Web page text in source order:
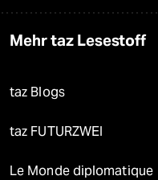
Mehr taz Lesestoff
taz Blogs
taz FUTURZWEI
Le Monde diplomatique